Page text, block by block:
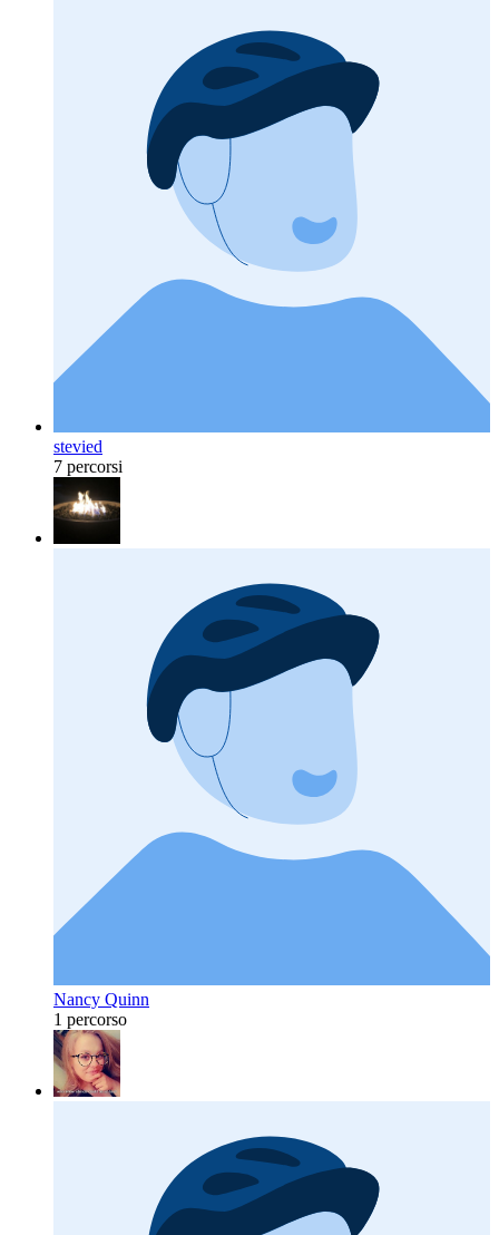
stevied
7 percorsi
Nancy Quinn
1 percorso